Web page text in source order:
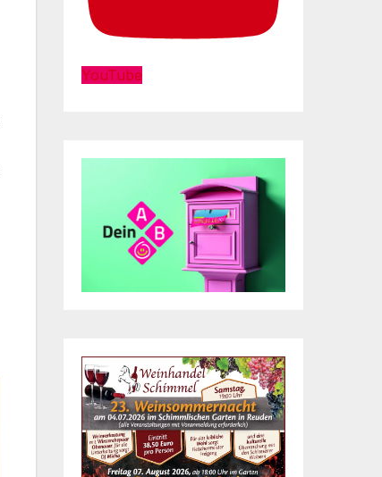
YouTube